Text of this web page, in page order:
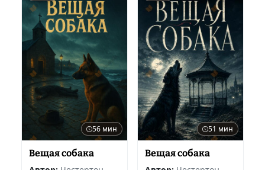
56 мин
Вещая собака
51 мин
Вещая собака